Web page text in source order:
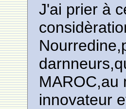
J'ai prier à
MAROC,au
innovateur